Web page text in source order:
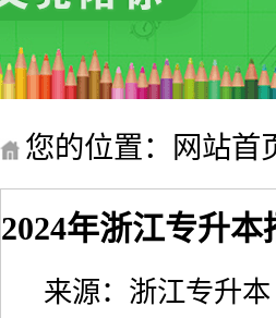
您的位置： 网站首
2024年浙江专升
来源：浙江专升本